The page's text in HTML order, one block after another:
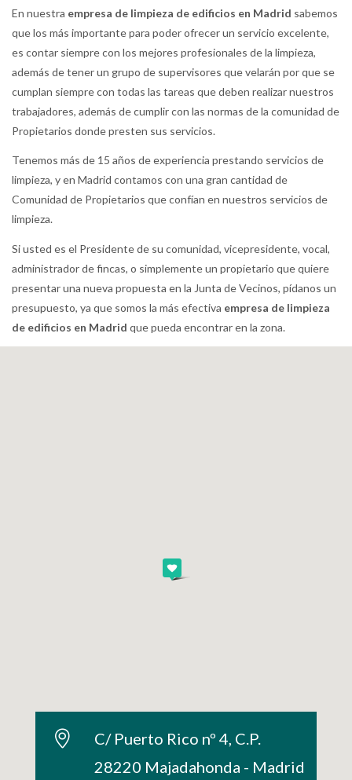
En nuestra empresa de limpieza de edificios en Madrid sabemos
que los más importante para poder ofrecer un servicio excelente,
es contar siempre con los mejores profesionales de la limpieza,
además de tener un grupo de supervisores que velarán por que se
cumplan siempre con todas las tareas que deben realizar nuestros
trabajadores, además de cumplir con las normas de la comunidad de
Propietarios donde presten sus servicios.
Tenemos más de 15 años de experiencia prestando servicios de
limpieza, y en Madrid contamos con una gran cantidad de
Comunidad de Propietarios que confían en nuestros servicios de
limpieza.
Si usted es el Presidente de su comunidad, vicepresidente, vocal,
administrador de fincas, o simplemente un propietario que quiere
presentar una nueva propuesta en la Junta de Vecinos, pídanos un
presupuesto, ya que somos la más efectiva empresa de limpieza
de edificios en Madrid que pueda encontrar en la zona.
C/ Puerto Rico nº 4, C.P.
28220 Majadahonda - Madrid